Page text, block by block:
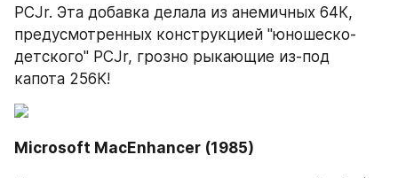
PCJr. Эта добавка делала из анемичных 64К,
предусмотренных конструкцией "юношеско-
детского" PCJr, грозно рыкающие из-под
капота 256К!
Microsoft MacEnhancer (1985)